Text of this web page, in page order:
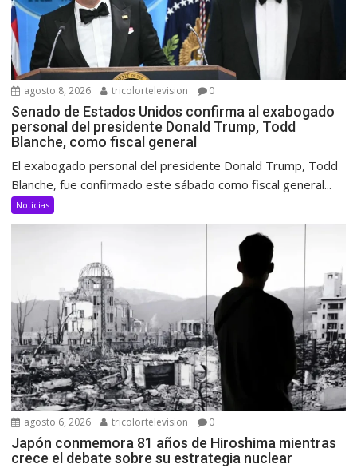
agosto 8, 2026 tricolortelevision 0
Senado de Estados Unidos confirma al exabogado
personal del presidente Donald Trump, Todd
Blanche, como fiscal general
El exabogado personal del presidente Donald Trump, Todd
Blanche, fue confirmado este sábado como fiscal general...
Noticias
agosto 6, 2026 tricolortelevision 0
Japón conmemora 81 años de Hiroshima mientras
crece el debate sobre su estrategia nuclear